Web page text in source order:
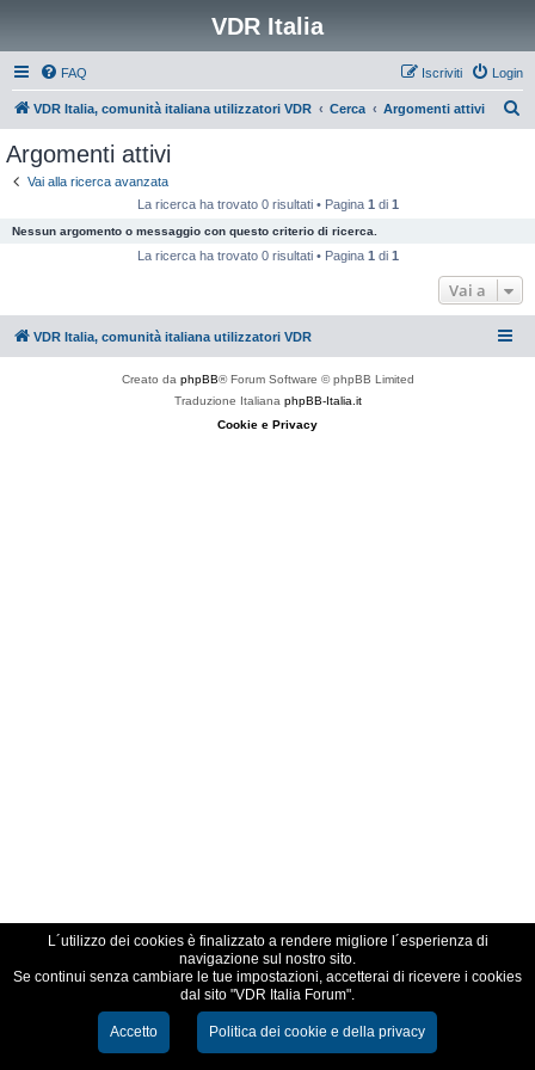
VDR Italia
FAQ Login
Iscriviti
VDR Italia, comunità italiana utilizzatori VDR Cerca Argomenti attivi
Argomenti attivi
Vai alla ricerca avanzata
La ricerca ha trovato 0 risultati • Pagina 1 di 1
Nessun argomento o messaggio con questo criterio di ricerca.
La ricerca ha trovato 0 risultati • Pagina 1 di 1
Vai a
VDR Italia, comunità italiana utilizzatori VDR
Creato da phpBB® Forum Software © phpBB Limited
Traduzione Italiana phpBB-Italia.it
Cookie e Privacy
L´utilizzo dei cookies è finalizzato a rendere migliore l´esperienza di
navigazione sul nostro sito.
Se continui senza cambiare le tue impostazioni, accetterai di ricevere i cookies
dal sito "VDR Italia Forum".
Accetto Politica dei cookie e della privacy